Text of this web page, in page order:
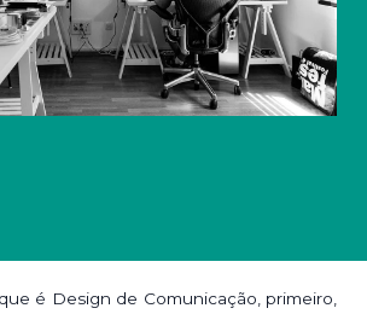
é Design de Comunicação, primeiro,